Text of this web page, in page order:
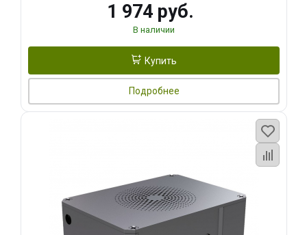
1 974 руб.
В наличии
Купить
Подробнее